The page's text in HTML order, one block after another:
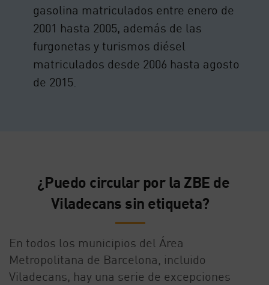
gasolina matriculados entre enero de
2001 hasta 2005, además de las
furgonetas y turismos diésel
matriculados desde 2006 hasta agosto
de 2015.
¿Puedo circular por la ZBE de
Viladecans sin etiqueta?
En todos los municipios del Área
Metropolitana de Barcelona, incluido
Viladecans, hay una serie de excepciones